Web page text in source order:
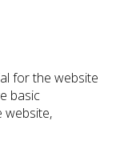
for the website
basic
website,